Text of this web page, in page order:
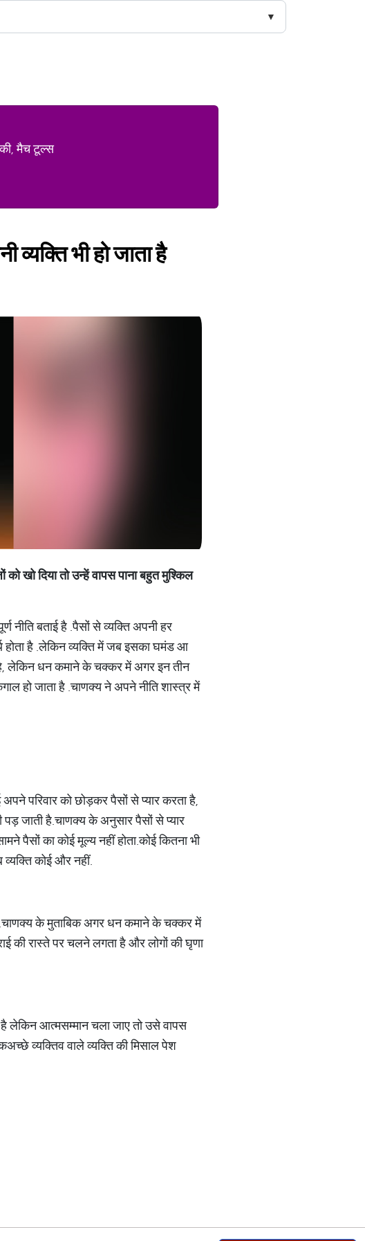
मैच टूल्स
भी हो जाता है
खो दिया तो उन्हें वापस पाना बहुत मुश्किल
नीति बताई है .पैसों से व्यक्ति अपनी हर
है .लेकिन व्यक्ति में जब इसका घमंड आ
, लेकिन धन कमाने के चक्कर में अगर इन तीन
हो जाता है .चाणक्य ने अपने नीति शास्त्र में
अपने परिवार को छोड़कर पैसों से प्यार करता है,
पड़ जाती है.चाणक्य के अनुसार पैसों से प्यार
पैसों का कोई मूल्य नहीं होता.कोई कितना भी
व्यक्ति कोई और नहीं.
.चाणक्य के मुताबिक अगर धन कमाने के चक्कर में
की रास्ते पर चलने लगता है और लोगों की घृणा
लेकिन आत्मसम्मान चला जाए तो उसे वापस
अच्छे व्यक्तिव वाले व्यक्ति की मिसाल पेश